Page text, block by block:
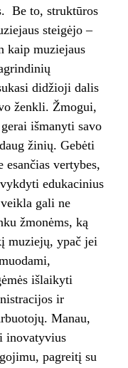
Be to, struktūros
steigėjo –
kaip muziejaus
didžioji dalis
ženkli. Žmogui,
išmanyti savo
žinių. Gebėti
vertybes,
edukacinius
gali ne
žmonėms, ką
muziejų, ypač jei
išlaikyti
ir
Manau,
inovatyvius
pagreitį su